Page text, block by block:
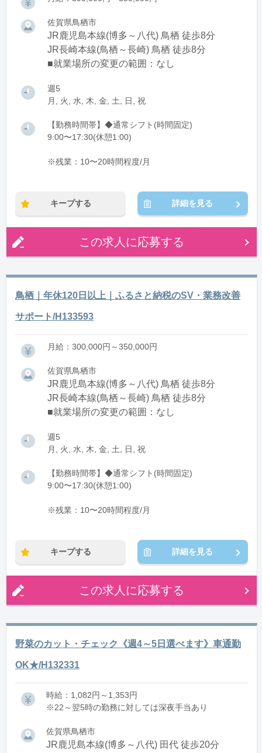
佐賀県鳥栖市
JR鹿児島本線(博多～八代) 鳥栖 徒歩8分
JR長崎本線(鳥栖～長崎) 鳥栖 徒歩8分
■就業場所の変更の範囲：なし
週5
月, 火, 水, 木, 金, 土, 日, 祝
【勤務時間帯】◆通常シフト(時間固定)
9:00〜17:30(休憩1:00)
※残業：10〜20時間程度/月
キープする 詳細を見る
この求人に応募する
鳥栖｜年休120日以上｜ふるさと納税のSV・業務改善
サポート/H133593
月給：300,000円～350,000円
佐賀県鳥栖市
JR鹿児島本線(博多～八代) 鳥栖 徒歩8分
JR長崎本線(鳥栖～長崎) 鳥栖 徒歩8分
■就業場所の変更の範囲：なし
週5
月, 火, 水, 木, 金, 土, 日, 祝
【勤務時間帯】◆通常シフト(時間固定)
9:00〜17:30(休憩1:00)
※残業：10〜20時間程度/月
キープする 詳細を見る
この求人に応募する
野菜のカット・チェック《週4～5日選べます》車通勤
OK★/H132331
時給：1,082円～1,353円
※22～翌5時の勤務に対しては深夜手当あり
佐賀県鳥栖市
JR鹿児島本線(博多～八代) 田代 徒歩20分